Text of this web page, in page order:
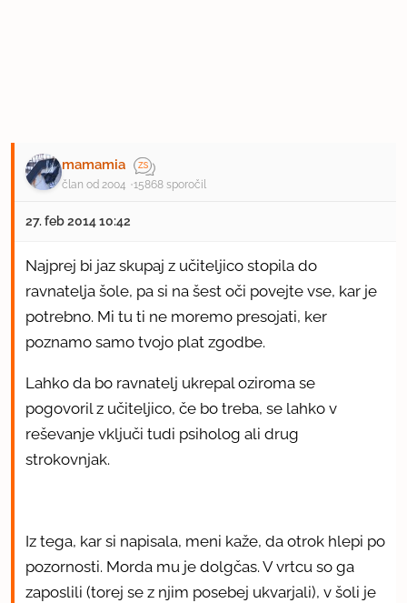
mamamia
član od 2004 15868 sporočil
27. feb 2014 10:42
Najprej bi jaz skupaj z učiteljico stopila do
ravnatelja šole, pa si na šest oči povejte vse, kar je
potrebno. Mi tu ti ne moremo presojati, ker
poznamo samo tvojo plat zgodbe.
Lahko da bo ravnatelj ukrepal oziroma se
pogovoril z učiteljico, če bo treba, se lahko v
reševanje vključi tudi psiholog ali drug
strokovnjak.
Iz tega, kar si napisala, meni kaže, da otrok hlepi po
pozornosti. Morda mu je dolgčas. V vrtcu so ga
zaposlili (torej se z njim posebej ukvarjali), v šoli je